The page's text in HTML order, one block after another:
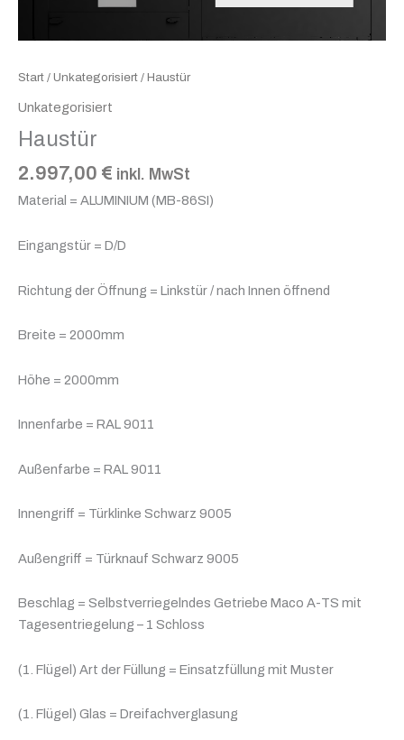
Start / Unkategorisiert / Haustür
Unkategorisiert
Haustür
2.997,00 € inkl. MwSt
Material = ALUMINIUM (MB-86SI)
Eingangstür = D/D
Richtung der Öffnung = Linkstür / nach Innen öffnend
Breite = 2000mm
Höhe = 2000mm
Innenfarbe = RAL 9011
Außenfarbe = RAL 9011
Innengriff = Türklinke Schwarz 9005
Außengriff = Türknauf Schwarz 9005
Beschlag = Selbstverriegelndes Getriebe Maco A-TS mit
Tagesentriegelung – 1 Schloss
(1. Flügel) Art der Füllung = Einsatzfüllung mit Muster
(1. Flügel) Glas = Dreifachverglasung